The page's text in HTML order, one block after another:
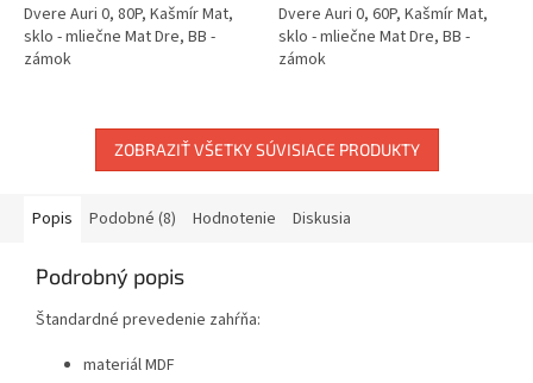
Dvere Auri 0, 80P, Kašmír Mat,
sklo - mliečne Mat Dre, BB -
zámok
Dvere Auri 0, 60P, Kašmír Mat,
sklo - mliečne Mat Dre, BB -
zámok
ZOBRAZIŤ VŠETKY SÚVISIACE PRODUKTY
Popis Podobné (8) Hodnotenie Diskusia
Podrobný popis
Štandardné prevedenie zahŕňa:
materiál MDF